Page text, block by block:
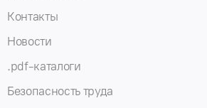
Контакты
Новости
.pdf-каталоги
Безопасность труда